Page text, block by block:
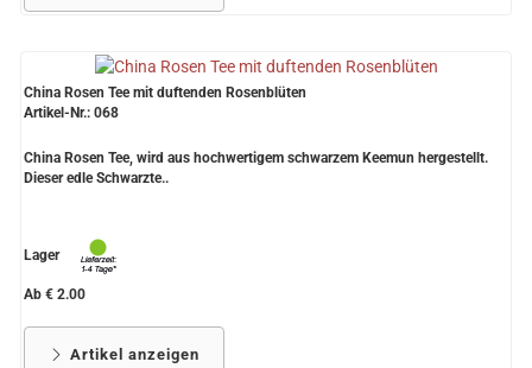
China Rosen Tee mit duftenden Rosenblüten
Artikel-Nr.: 068
China Rosen Tee, wird aus hochwertigem schwarzem Keemun hergestellt.
Dieser edle Schwarzte..
Lager
Ab € 2.00
Artikel anzeigen